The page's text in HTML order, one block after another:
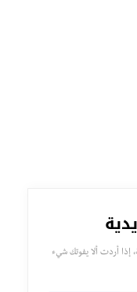
أردت ألا يفوتك شيء